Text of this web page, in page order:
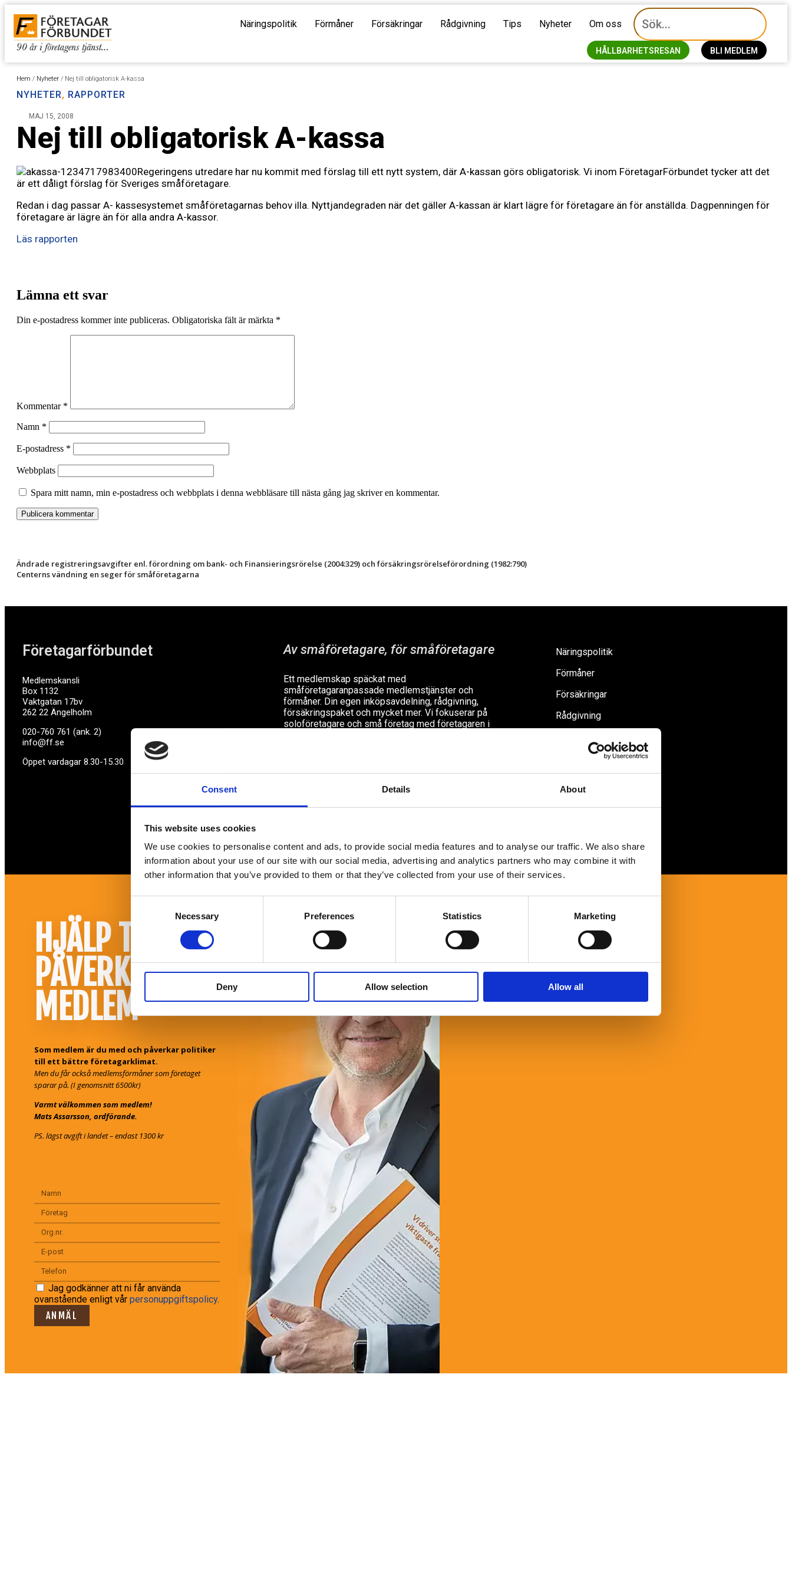
Consent Details About
This website uses cookies
We use cookies to personalise content and ads, to provide social media features and to analyse our traffic. We also share
information about your use of our site with our social media, advertising and analytics partners who may combine it with
other information that you’ve provided to them or that they’ve collected from your use of their services.
Necessary Preferences Statistics Marketing
Deny Allow selection Allow all
Näringspolitik Förmåner Försäkringar Rådgivning Tips Nyheter Om oss
HÅLLBARHETSRESAN BLI MEDLEM
Hem / Nyheter / Nej till obligatorisk A-kassa
NYHETER, RAPPORTER
MAJ 15, 2008
Nej till obligatorisk A-kassa
Regeringens utredare har nu kommit med förslag till ett nytt system, där A-kassan görs obligatorisk. Vi inom FöretagarFörbundet tycker att det
är ett dåligt förslag för Sveriges småföretagare.
Redan i dag passar A- kassesystemet småföretagarnas behov illa. Nyttjandegraden när det gäller A-kassan är klart lägre för företagare än för anställda. Dagpenningen för
företagare är lägre än för alla andra A-kassor.
Läs rapporten
Lämna ett svar
Din e-postadress kommer inte publiceras. Obligatoriska fält är märkta *
Kommentar *
Namn *
E-postadress *
Webbplats
Spara mitt namn, min e-postadress och webbplats i denna webbläsare till nästa gång jag skriver en kommentar.
Ändrade registreringsavgifter enl. förordning om bank- och Finansieringsrörelse (2004:329) och försäkringsrörelseförordning (1982:790)
Centerns vändning en seger för småföretagarna
Företagarförbundet
Medlemskansli
Box 1132
Vaktgatan 17bv
262 22 Ängelholm
020-760 761 (ank. 2)
info@ff.se
Öppet vardagar 8.30-15.30
Av småföretagare, för småföretagare
Ett medlemskap späckat med
småföretagaranpassade medlemstjänster och
förmåner. Din egen inköpsavdelning, rådgivning,
försäkringspaket och mycket mer. Vi fokuserar på
soloföretagare och små företag med företagaren i
BLI MEDLEM
Näringspolitik
Förmåner
Försäkringar
Rådgivning
© Fria Företagare|Wapp Media AB
HJÄLP TILL ATT
PÅVERKA! BLI
MEDLEM
Som medlem är du med och påverkar politiker
till ett bättre företagarklimat.
Men du får också medlemsförmåner som företaget
sparar på. (I genomsnitt 6500kr)
Varmt välkommen som medlem!
Mats Assarsson, ordförande.
PS. lägst avgift i landet – endast 1300 kr
Jag godkänner att ni får använda
ovanstående enligt vår personuppgiftspolicy.
ANMÄL